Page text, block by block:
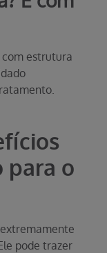
estrutura
para o
pode trazer